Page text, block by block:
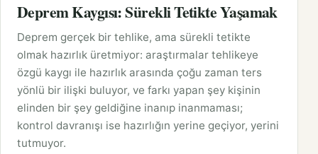
Deprem Kaygısı: Sürekli Tetikte Yaşamak
Deprem gerçek bir tehlike, ama sürekli tetikte
olmak hazırlık üretmiyor: araştırmalar tehlikeye
özgü kaygı ile hazırlık arasında çoğu zaman ters
yönlü bir ilişki buluyor, ve farkı yapan şey kişinin
elinden bir şey geldiğine inanıp inanmaması;
kontrol davranışı ise hazırlığın yerine geçiyor, yerini
tutmuyor.